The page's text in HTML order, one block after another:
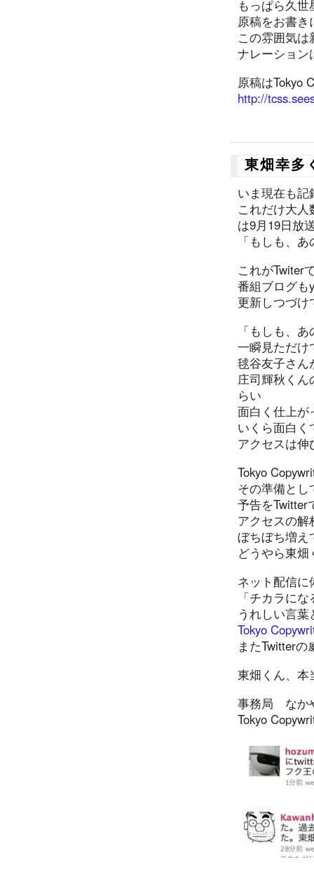
もっぱら久
原稿をお書
この雰囲気
ナレーション
原稿はTokyo
http://
東畑幸
いま現在も記
これだけ大
は9月19日放
「もしも、
これがTwiter
番組ブログも
更新しつづけ
「もしも、
一瞬見ただけ
毬谷友子さん
庄司輝秋く
らい
面白く仕上が
いくら面白
アクセスは伸
Tokyo
その準備とし
予告をTwitter
アクセスの解
ぼちぼち増え
どうやら東
ネット配信
「チカラに
うれしい言
Tokyo
またTwitter
東畑くん、本
事務局 なか
Tokyo